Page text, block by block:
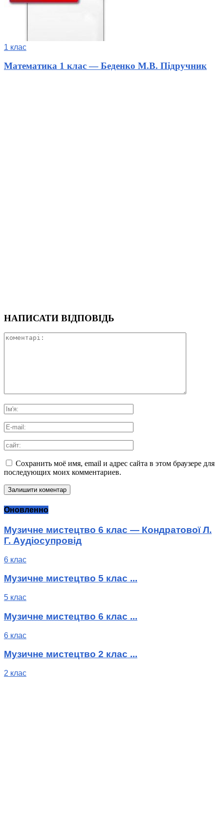
1 клас
Математика 1 клас — Беденко М.В. Підручник
НАПИСАТИ ВІДПОВІДЬ
Сохранить моё имя, email и адрес сайта в этом браузере для
последующих моих комментариев.
Оновленно
Музичне мистецтво 6 клас — Кондратової Л.
Г. Аудіосупровід
6 клас
Музичне мистецтво 5 клас ...
5 клас
Музичне мистецтво 6 клас ...
6 клас
Музичне мистецтво 2 клас ...
2 клас